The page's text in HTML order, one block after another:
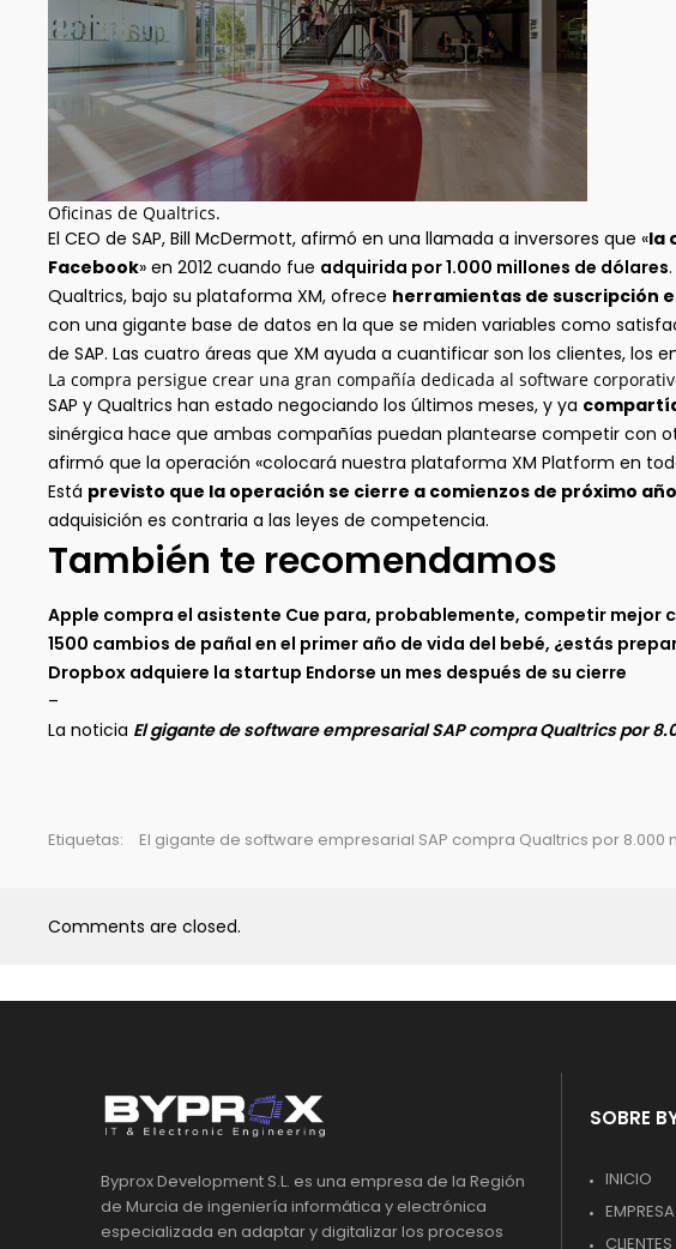
Oficinas de Qualtrics.
El CEO de SAP, Bill McDermott, afirmó en una llamada a inversores que «la
Facebook» en 2012 cuando fue adquirida por 1.000 millones de dólares.
Qualtrics, bajo su plataforma XM, ofrece herramientas de suscripción
con una gigante base de datos en la que se miden variables como
de SAP. Las cuatro áreas que XM ayuda a cuantificar son los clientes, los
La compra persigue crear una gran compañía dedicada al software
SAP y Qualtrics han estado negociando los últimos meses, y ya
sinérgica hace que ambas compañías puedan plantearse competir con
afirmó que la operación «colocará nuestra plataforma XM Platform en
Está previsto que la operación se cierre a comienzos de próximo año
adquisición es contraria a las leyes de competencia.
También te recomendamos
Apple compra el asistente Cue para, probablemente, competir mejor
1500 cambios de pañal en el primer año de vida del bebé, ¿estás
Dropbox adquiere la startup Endorse un mes después de su cierre
–
La noticia El gigante de software empresarial SAP compra Qualtrics por
Etiquetas: El gigante de software empresarial SAP compra Qualtrics por 8.000
Comments are closed.
Byprox Development S.L. es una empresa de la Región
de Murcia de ingeniería informática y electrónica
especializada en adaptar y digitalizar los procesos
SOBRE
INICIO
EMPRESA
CLIENTES